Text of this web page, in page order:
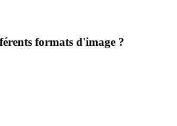
formats d'image ?